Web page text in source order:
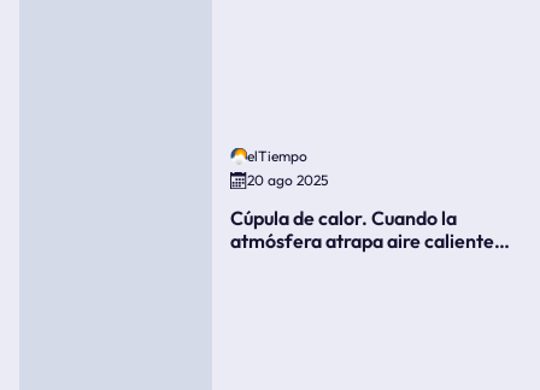
elTiempo
20 ago 2025
Cúpula de calor. Cuando la
atmósfera atrapa aire caliente